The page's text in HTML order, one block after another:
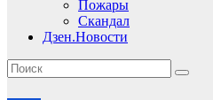
Пожары
Скандал
Дзен.Новости